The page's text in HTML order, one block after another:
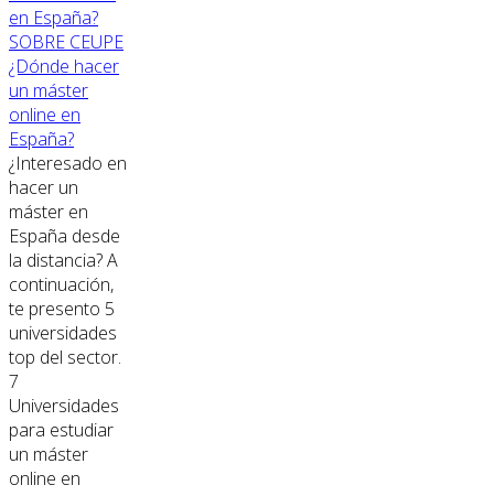
SOBRE CEUPE
¿Dónde hacer
un máster
online en
España?
¿Interesado en
hacer un
máster en
España desde
la distancia? A
continuación,
te presento 5
universidades
top del sector.
7
Universidades
para estudiar
un máster
online en